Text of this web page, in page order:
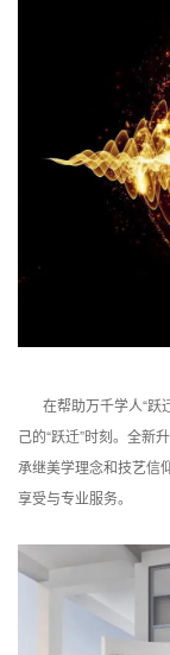
在帮助万千学人“跃
己的“跃迁”时刻。 全新
承继美学理念和技艺信
享受与专业服务。